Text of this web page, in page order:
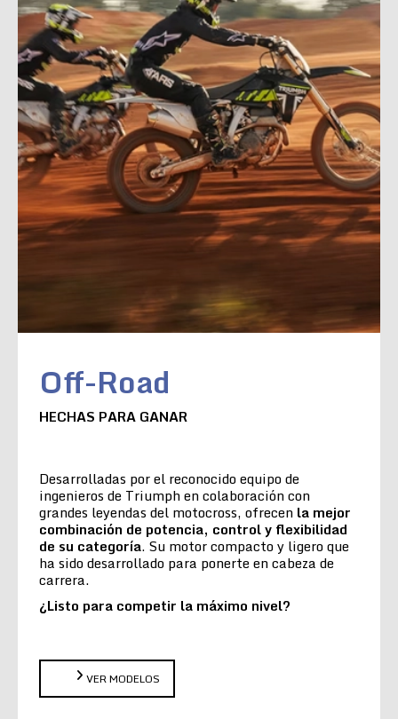
Off-Road
HECHAS PARA GANAR
Desarrolladas por el reconocido equipo de
ingenieros de Triumph en colaboración con
grandes leyendas del motocross, ofrecen la mejor
combinación de potencia, control y flexibilidad
de su categoría. Su motor compacto y ligero que
ha sido desarrollado para ponerte en cabeza de
carrera.
¿Listo para competir la máximo nivel?
VER MODELOS